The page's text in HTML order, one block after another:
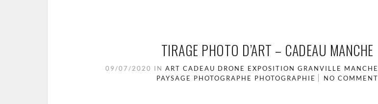
TIRAGE PHOTO D’ART – CADEAU MANCHE
09/07/2020 IN ART CADEAU DRONE EXPOSITION GRANVILLE MANCHE
PAYSAGE PHOTOGRAPHE PHOTOGRAPHIE NO COMMENT